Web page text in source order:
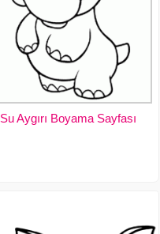
Su Aygırı Boyama Sayfası